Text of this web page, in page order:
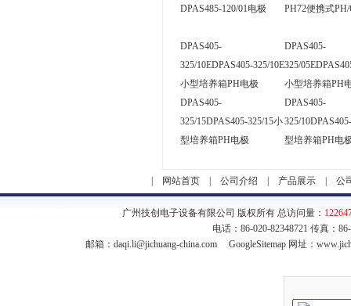
DPAS485-120/01电极 PH72便携式PH/
DPAS405-
325/10EDPAS405-325/10E
小型培养箱PH电极
DPAS405-
325/
小型培养箱PH
DPAS405-
325/15DPAS405-325/15小
型培养箱PH电极
DPAS405-
325/
型培养箱PH电
网站首页 公司介绍 产品展示 公
广州技创电子设备有限公司 版权所有 总访问量：
电话：86-020-82348721 传真：
邮箱： daqi.li@jichuang-china.com GoogleSitemap网址：